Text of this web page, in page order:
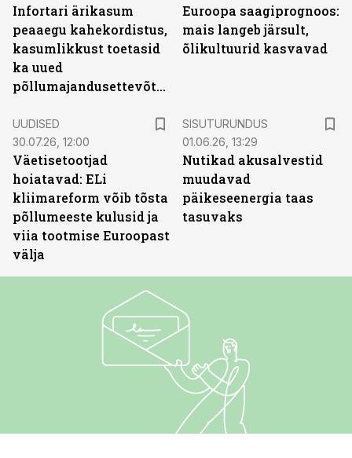
Infortari ärikasum
peaaegu kahekordistus,
kasumlikkust toetasid
ka uued
põllumajandusettevõtted
Euroopa saagiprognoos:
mais langeb järsult,
õlikultuurid kasvavad
UUDISED
30.07.26, 12:00
Väetisetootjad
hoiatavad: ELi
kliimareform võib tõsta
põllumeeste kulusid ja
viia tootmise Euroopast
välja
SISUTURUNDUS
01.06.26, 13:29
Nutikad akusalvestid
muudavad
päikeseenergia taas
tasuvaks